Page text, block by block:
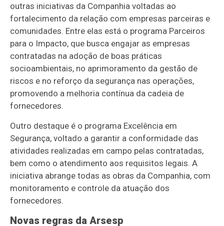
outras iniciativas da Companhia voltadas ao
fortalecimento da relação com empresas parceiras e
comunidades. Entre elas está o programa Parceiros
para o Impacto, que busca engajar as empresas
contratadas na adoção de boas práticas
socioambientais, no aprimoramento da gestão de
riscos e no reforço da segurança nas operações,
promovendo a melhoria contínua da cadeia de
fornecedores.
Outro destaque é o programa Excelência em
Segurança, voltado a garantir a conformidade das
atividades realizadas em campo pelas contratadas,
bem como o atendimento aos requisitos legais. A
iniciativa abrange todas as obras da Companhia, com
monitoramento e controle da atuação dos
fornecedores.
Novas regras da Arsesp